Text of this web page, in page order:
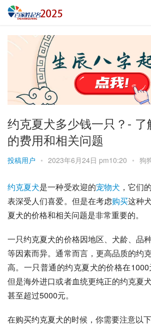
约克夏犬多少钱一只？-
的费用和相关问题
投稿用户 • 2023年6月24日 pm10:20 • 狗
约克夏犬是一种受欢迎的宠物犬 ，它们
表深受人们喜爱。但是在考虑购买这种
夏犬的价格和相关问题是非常重要的。
一只约克夏犬的价格因地区、犬龄、品
等因素而异。通常而言，更高品质的约
高。一只普通的约克夏犬的价格在1000
但是海外进口或者血统更纯正的约克夏
甚至超过5000元。
在购买约克夏犬的时候，你需要注意以下